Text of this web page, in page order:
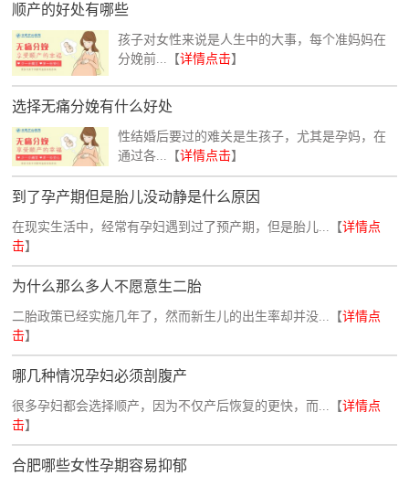
顺产的好处有哪些
孩子对女性来说是人生中的大事，每个准妈妈在
分娩前...【详情点击】
选择无痛分娩有什么好处
性结婚后要过的难关是生孩子，尤其是孕妈，在
通过各...【详情点击】
到了孕产期但是胎儿没动静是什么原因
在现实生活中，经常有孕妇遇到过了预产期，但是胎儿...【详情点
击】
为什么那么多人不愿意生二胎
二胎政策已经实施几年了，然而新生儿的出生率却并没...【详情点
击】
哪几种情况孕妇必须剖腹产
很多孕妇都会选择顺产，因为不仅产后恢复的更快，而...【详情点
击】
合肥哪些女性孕期容易抑郁